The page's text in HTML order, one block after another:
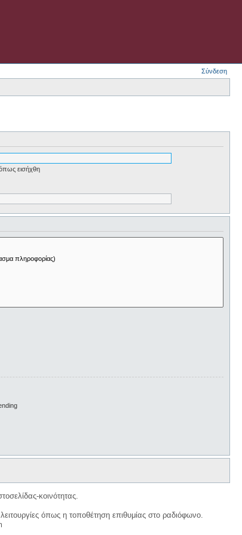
Σύνδεση
εισήχθη
κοινότητας.
όπως η τοποθέτηση επιθυμίας στο ραδιόφωνο.